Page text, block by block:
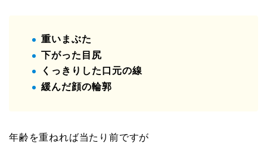
重いまぶた
下がった目尻
くっきりした口元の線
緩んだ顔の輪郭
年齢を重ねれば当たり前ですが